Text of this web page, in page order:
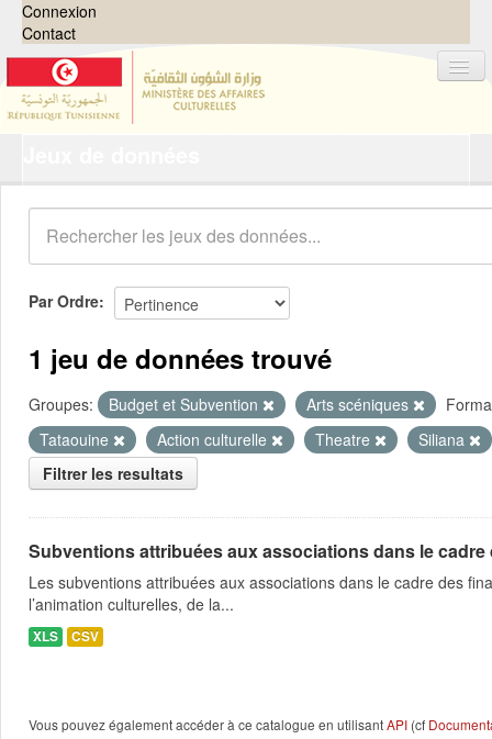
Connexion
Contact
Organisations
Groupes
Demandes 0
À propos
Par Ordre
1 jeu de données trouvé
Groupes: Budget et Subvention Arts scéniques
Tataouine
Action culturelle Theatre
Siliana
Filtrer les resultats
Subventions attribuées aux associations dans le
Les subventions attribuées aux associations dans le cadre des
l’animation culturelles, de la...
XLS CSV
Vous pouvez également accéder à ce catalogue en utilisantAPI (cf